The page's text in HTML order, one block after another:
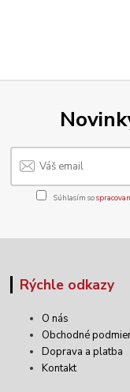
Súhlasím so
Rýchle odkazy
O nás
Obchodné
Doprava a platba
Kontakt